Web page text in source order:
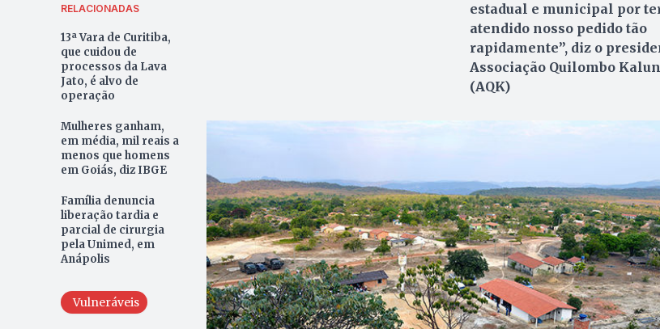
RELACIONADAS
13ª Vara de Curitiba,
que cuidou de
processos da Lava
Jato, é alvo de
operação
Mulheres ganham,
em média, mil reais a
menos que homens
em Goiás, diz IBGE
Família denuncia
liberação tardia e
parcial de cirurgia
pela Unimed, em
Anápolis
Vulneráveis
estadual e municipal por
atendido nosso pedido tão
rapidamente”, diz o
Associação Quilombo
(AQK)